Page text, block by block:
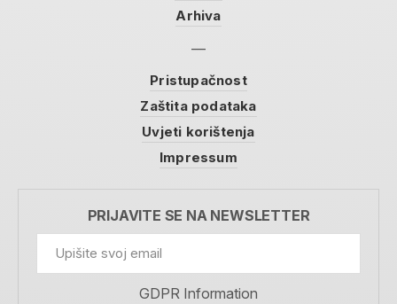
Arhiva
Pristupačnost
Zaštita podataka
Uvjeti korištenja
Impressum
PRIJAVITE SE NA NEWSLETTER
GDPR Information